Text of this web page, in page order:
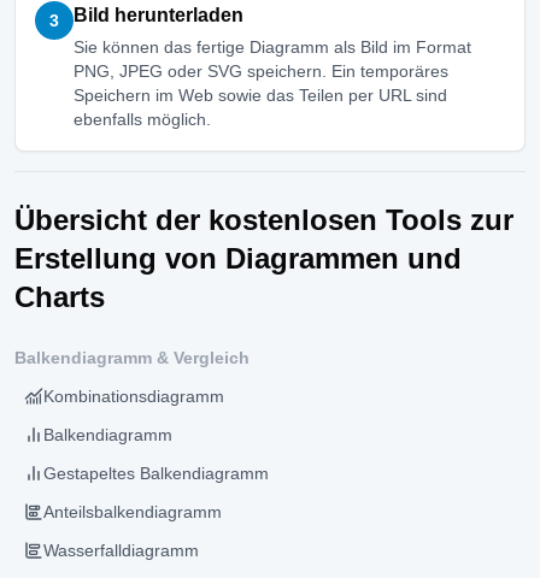
3 Bild herunterladen
Sie können das fertige Diagramm als Bild im Format
PNG, JPEG oder SVG speichern. Ein temporäres
Speichern im Web sowie das Teilen per URL sind
ebenfalls möglich.
Übersicht der kostenlosen Tools zur
Erstellung von Diagrammen und
Charts
Balkendiagramm & Vergleich
Kombinationsdiagramm
Balkendiagramm
Gestapeltes Balkendiagramm
Anteilsbalkendiagramm
Wasserfalldiagramm